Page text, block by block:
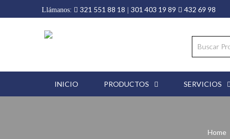
Llámanos: 321 551 88 18 301 403 19 89 432 69 98
INICIO PRODUCTOS SERVICIOS
Home